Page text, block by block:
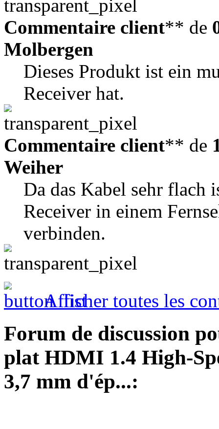
Commentaire client** de
Molbergen
Dieses Produkt ist ein
Receiver hat.
Commentaire client** de
Weiher
Da das Kabel sehr flach
Receiver in einem
verbinden.
Afficher toutes les
Forum de discussion
plat HDMI 1.4 High-
3,7 mm d'ép...: